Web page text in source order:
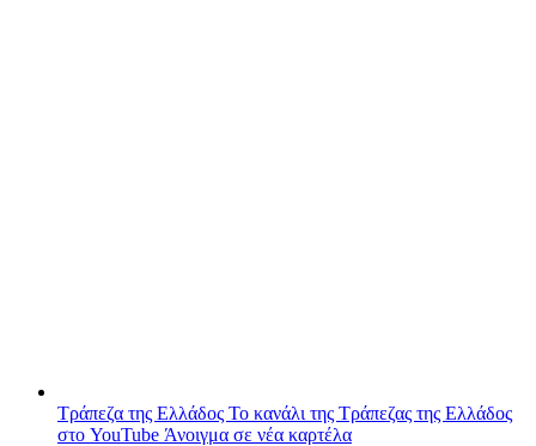
Τράπεζα της Ελλάδος Το κανάλι της Τράπεζας της Ελλάδος
στο YouTube Άνοιγμα σε νέα καρτέλα